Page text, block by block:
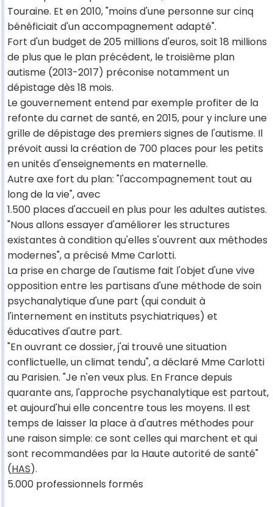
Touraine. Et en 2010, "moins d'une personne sur cinq
bénéficiait d'un accompagnement adapté".
Fort d'un budget de 205 millions d'euros, soit 18 millions
de plus que le plan précédent, le troisième plan
autisme (2013-2017) préconise notamment un
dépistage dès 18 mois.
Le gouvernement entend par exemple profiter de la
refonte du carnet de santé, en 2015, pour y inclure une
grille de dépistage des premiers signes de l'autisme. Il
prévoit aussi la création de 700 places pour les petits
en unités d'enseignements en maternelle.
Autre axe fort du plan: "l'accompagnement tout au
long de la vie", avec
1.500 places d'accueil en plus pour les adultes autistes.
"Nous allons essayer d'améliorer les structures
existantes à condition qu'elles s'ouvrent aux méthodes
modernes", a précisé Mme Carlotti.
La prise en charge de l'autisme fait l'objet d'une vive
opposition entre les partisans d'une méthode de soin
psychanalytique d'une part (qui conduit à
l'internement en instituts psychiatriques) et
éducatives d'autre part.
"En ouvrant ce dossier, j'ai trouvé une situation
conflictuelle, un climat tendu", a déclaré Mme Carlotti
au Parisien. "Je n'en veux plus. En France depuis
quarante ans, l'approche psychanalytique est partout,
et aujourd'hui elle concentre tous les moyens. Il est
temps de laisser la place à d'autres méthodes pour
une raison simple: ce sont celles qui marchent et qui
sont recommandées par la Haute autorité de santé"
(HAS).
5.000 professionnels formés